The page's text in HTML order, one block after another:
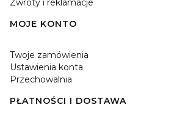
Zwroty i reklamacje
MOJE KONTO
Twoje zamówienia
Ustawienia konta
Przechowalnia
PŁATNOŚCI I DOSTAWA